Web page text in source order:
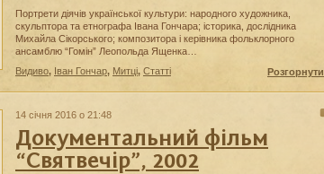
Портрети діячів української культури: народного художника,
скульптора та етнографа Івана Гончара; історика, дослідника
Михайла Сікорського; композитора і керівника фольклорного
ансамблю “Гомін” Леопольда Ященка…
Видиво, Іван Гончар, Митці, Статті Розгорнути
14 січня 2016 о 21:48
Документальний фільм
“Святвечір”, 2002